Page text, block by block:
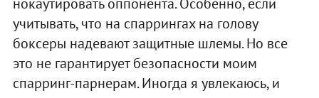
учитывать, что на спаррингах на голову
боксеры надевают защитные шлемы. Но все
это не гарантирует безопасности моим
спарринг-парнерам. Иногда я увлекаюсь, и